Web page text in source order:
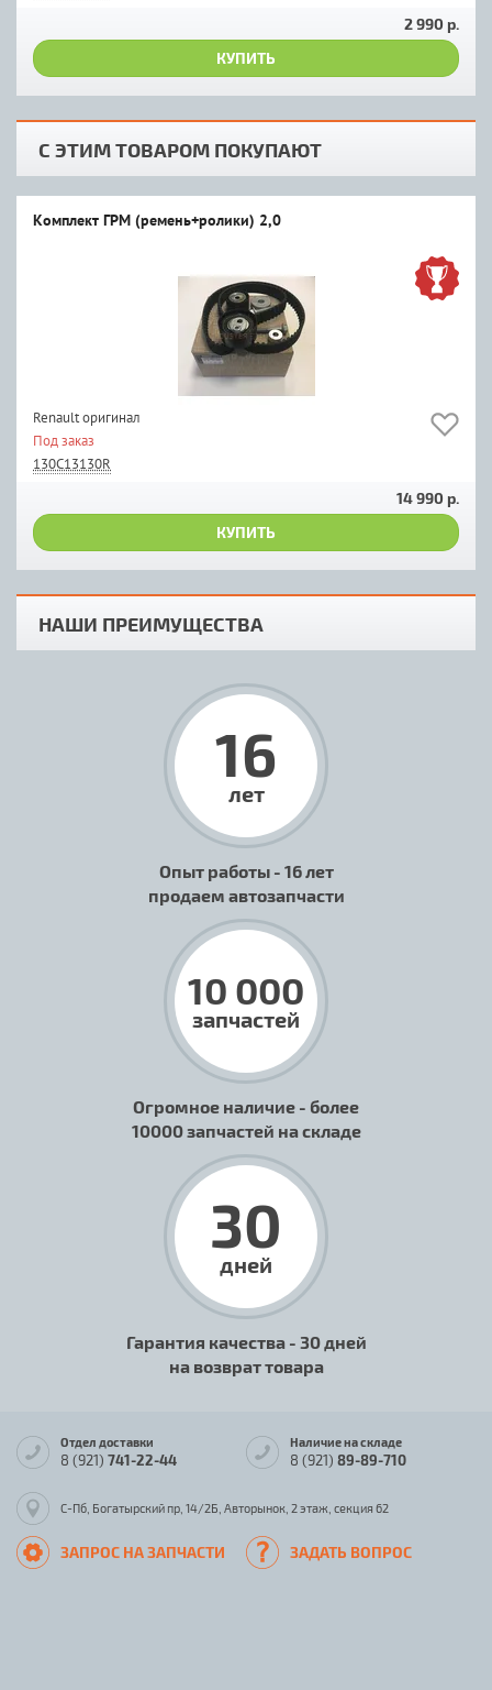
2 990 р.
КУПИТЬ
С ЭТИМ ТОВАРОМ ПОКУПАЮТ
Комплект ГРМ (ремень+ролики) 2,0
Renault оригинал
Под заказ
130C13130R
14 990 р.
КУПИТЬ
НАШИ ПРЕИМУЩЕСТВА
16
лет
Опыт работы - 16 лет
продаем автозапчасти
10 000
запчастей
Огромное наличие - более
10000 запчастей на складе
30
дней
Гарантия качества - 30 дней
на возврат товара
Отдел доставки
8 (921) 741-22-44
Наличие на складе
8 (921) 89-89-710
С-Пб, Богатырский пр, 14/2Б, Авторынок, 2 этаж, секция 62
ЗАПРОС НА ЗАПЧАСТИ ЗАДАТЬ ВОПРОС